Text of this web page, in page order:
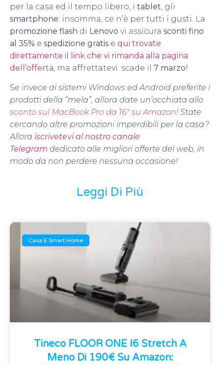
per la casa ed il tempo libero, i tablet, gli
smartphone: insomma, ce n’è per tutti i gusti. La
promozione flash di Lenovo vi assicura sconti fino
al 35% e spedizione gratis e qui trovate
direttamente il link che vi rimanda alla pagina
dell’offerta, ma affrettatevi: scade il 7 marzo!
Se invece ai sistemi Windows ed Android preferite i
prodotti della “mela”, allora date un’occhiata allo
sconto sul MacBook Pro da 16″ su Amazon! State
cercando altre promozioni imperdibili per la casa?
Allora iscrivetevi al nostro canale
Telegram dedicato alle migliori offerte del web, in
modo da non perdere nessuna occasione!
Leggi Di Più
Casa E Smart Home
Tineco FLOOR ONE I6 Stretch A
Meno Di 190€ Su Amazon: